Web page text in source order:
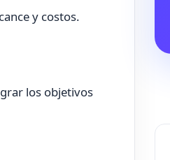
y costos.
los objetivos